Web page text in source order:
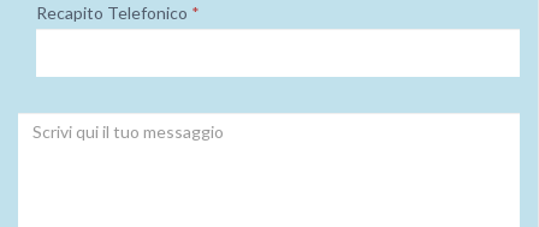
Recapito Telefonico *